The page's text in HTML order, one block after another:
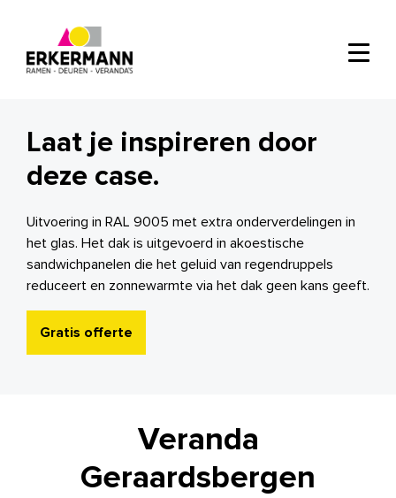
Laat je inspireren door
deze case.
Uitvoering in RAL 9005 met extra onderverdelingen in
het glas. Het dak is uitgevoerd in akoestische
sandwichpanelen die het geluid van regendruppels
reduceert en zonnewarmte via het dak geen kans geeft.
Gratis offerte
Veranda
Geraardsbergen